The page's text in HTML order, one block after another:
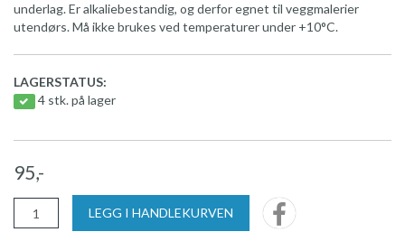
underlag. Er alkaliebestandig, og derfor egnet til veggmalerier
utendørs. Må ikke brukes ved temperaturer under +10°C.
LAGERSTATUS:
4 stk. på lager
95,-
LEGG I HANDLEKURVEN